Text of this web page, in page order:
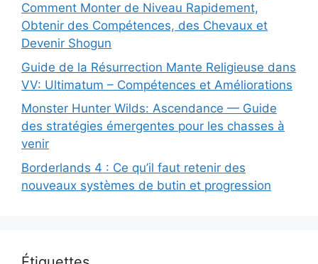
Comment Monter de Niveau Rapidement,
Obtenir des Compétences, des Chevaux et
Devenir Shogun
Guide de la Résurrection Mante Religieuse dans
VV: Ultimatum – Compétences et Améliorations
Monster Hunter Wilds: Ascendance — Guide
des stratégies émergentes pour les chasses à
venir
Borderlands 4 : Ce qu’il faut retenir des
nouveaux systèmes de butin et progression